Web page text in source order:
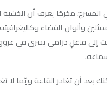
يعرف أن الخشبة ليست منبرًا
وكاليغرافيته وتنافر
يسري في عروق العرض كلِّه،
وربّما لا تغادره أبدًا.